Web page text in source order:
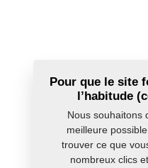
Pour que le site
l’habitude
Nous souhaitons
meilleure
trouver ce que
nombreux clics